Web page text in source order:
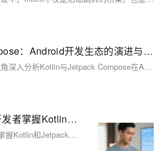
Kotlin与Jetpack Compose：Android开发生态的演进与架构思考
本文从资深Android工程师视角深入分析Kotlin与Jetpack Compose在Android系统中的技术定位。Kotlin通过空安全、协程等特性解决了Java在移动开发中的痛点，成为Android官方首选语言。Jetpack Compose则引入声明式UI范式，通过重组机制实现高效UI更新。两者结合不仅提升开发效率，更为跨平台战略和现代架构模式提供技术基础，代表了Android开发生态的根本性演进。
为什么大厂要求安卓开发者掌握Kotlin和Jetpack？深度解析现代Android开发生态优雅草卓伊凡
为什么大厂要求安卓开发者掌握Kotlin和Jetpack？深度解析现代Android开发生态优雅草卓伊凡